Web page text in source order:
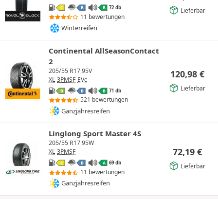
C B B 72 db
11 bewertungen
Winterreifen
Lieferbar
Continental AllSeasonContact
2
205/55 R17 95V
XL 3PMSF EVc
B B B 71 db
521 bewertungen
Ganzjahresreifen
120,98 €
Lieferbar
Linglong Sport Master 4S
205/55 R17 95W
XL 3PMSF
C B A 69 db
11 bewertungen
Ganzjahresreifen
72,19 €
Lieferbar